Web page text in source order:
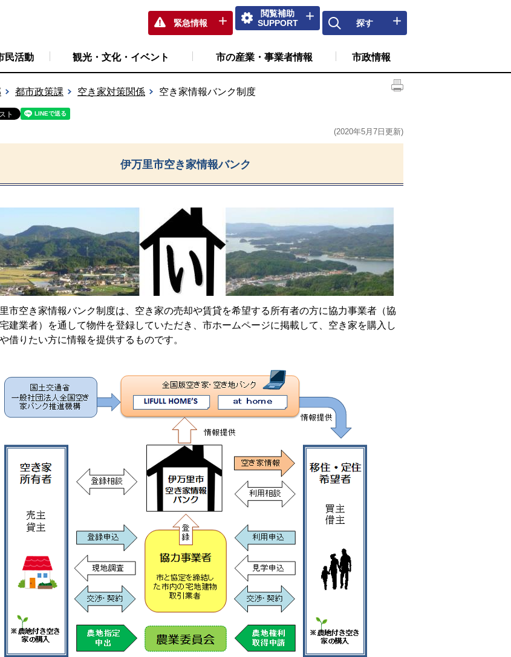
緊急情報
閲覧補助
SUPPORT
探す
民活動 観光・文化・イベント 市の産業・事業者情報 市政情報
都市政策課 空き家対策関係 空き家情報バンク制度
(2020年5月7日更新)
伊万里市空き家情報バンク
市空き家情報バンク制度は、空き家の売却や賃貸を希望する所有者の方に協力事業者（協
建業者）を通して物件を登録していただき、市ホームページに掲載して、空き家を購入し
借りたい方に情報を提供するものです。